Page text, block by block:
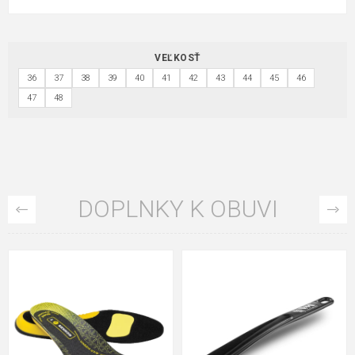
VEĽKOSŤ
36 37 38 39 40 41 42 43 44 45
46
47
48
DOPLNKY K OBUVI